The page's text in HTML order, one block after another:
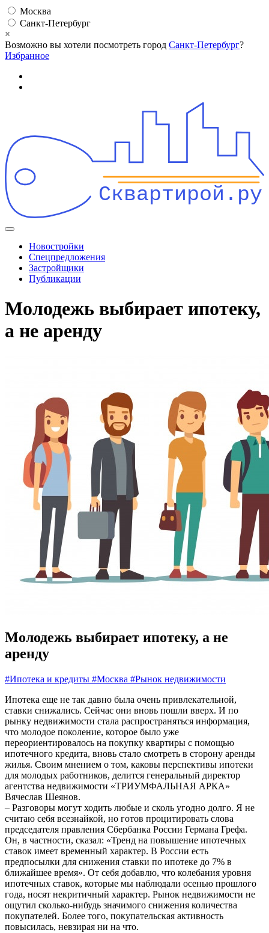
Москва
Санкт-Петербург
×
Возможно вы хотели посмотреть город Санкт-Петербург?
Избранное
Сквартирой.ру
Новостройки
Спецпредложения
Застройщики
Публикации
Молодежь выбирает ипотеку,
а не аренду
Молодежь выбирает ипотеку, а не
аренду
#Ипотека и кредиты #Москва #Рынок недвижимости
Ипотека еще не так давно была очень привлекательной,
ставки снижались. Сейчас они вновь пошли вверх. И по
рынку недвижимости стала распространяться информация,
что молодое поколение, которое было уже
переориентировалось на покупку квартиры с помощью
ипотечного кредита, вновь стало смотреть в сторону аренды
жилья. Своим мнением о том, каковы перспективы ипотеки
для молодых работников, делится генеральный директор
агентства недвижимости «ТРИУМФАЛЬНАЯ АРКА»
Вячеслав Шеянов.
– Разговоры могут ходить любые и сколь угодно долго. Я не
считаю себя всезнайкой, но готов процитировать слова
председателя правления Сбербанка России Германа Грефа.
Он, в частности, сказал: «Тренд на повышение ипотечных
ставок имеет временный характер. В России есть
предпосылки для снижения ставки по ипотеке до 7% в
ближайшее время». От себя добавлю, что колебания уровня
ипотечных ставок, которые мы наблюдали осенью прошлого
года, носят некритичный характер. Рынок недвижимости не
ощутил сколько-нибудь значимого снижения количества
покупателей. Более того, покупательская активность
повысилась, невзирая ни на что.